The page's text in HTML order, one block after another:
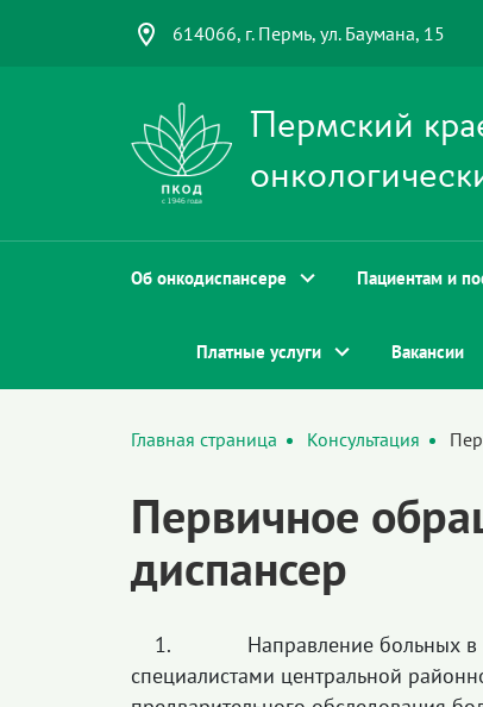
614066, г. Пермь, ул. Баумана, 15
Пермский
Об онкодиспансере Пациентам и
Платные услуги Вакансии
Главная страница Консультация
Первичное
диспансер
1. Направление больных в
специалистами центральной